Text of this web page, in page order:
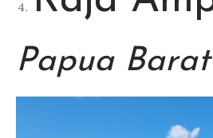
Papua Barat